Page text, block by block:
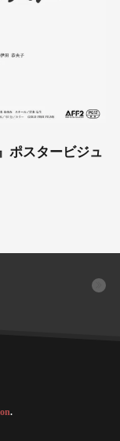
ポスタービジュ
.